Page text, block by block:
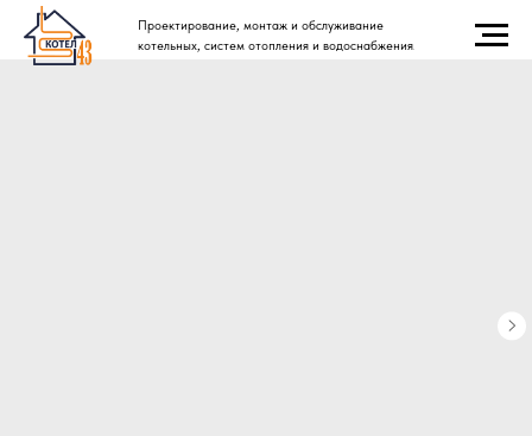
Проектирование, монтаж и обслуживание
котельных, систем отопления и водоснабжения.